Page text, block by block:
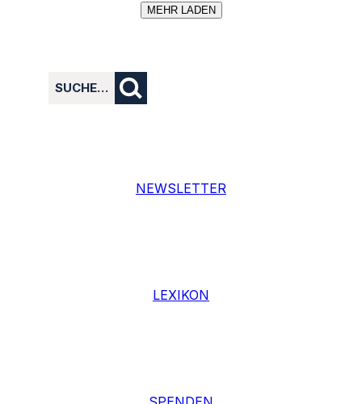
MEHR LADEN
SUCHE…
NEWSLETTER
LEXIKON